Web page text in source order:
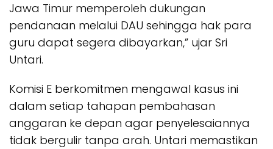
Jawa Timur memperoleh dukungan
pendanaan melalui DAU sehingga hak para
guru dapat segera dibayarkan,” ujar Sri
Untari.
Komisi E berkomitmen mengawal kasus ini
dalam setiap tahapan pembahasan
anggaran ke depan agar penyelesaiannya
tidak bergulir tanpa arah. Untari memastikan